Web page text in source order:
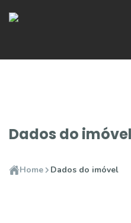
Dados do imóvel
Home Dados do imóvel